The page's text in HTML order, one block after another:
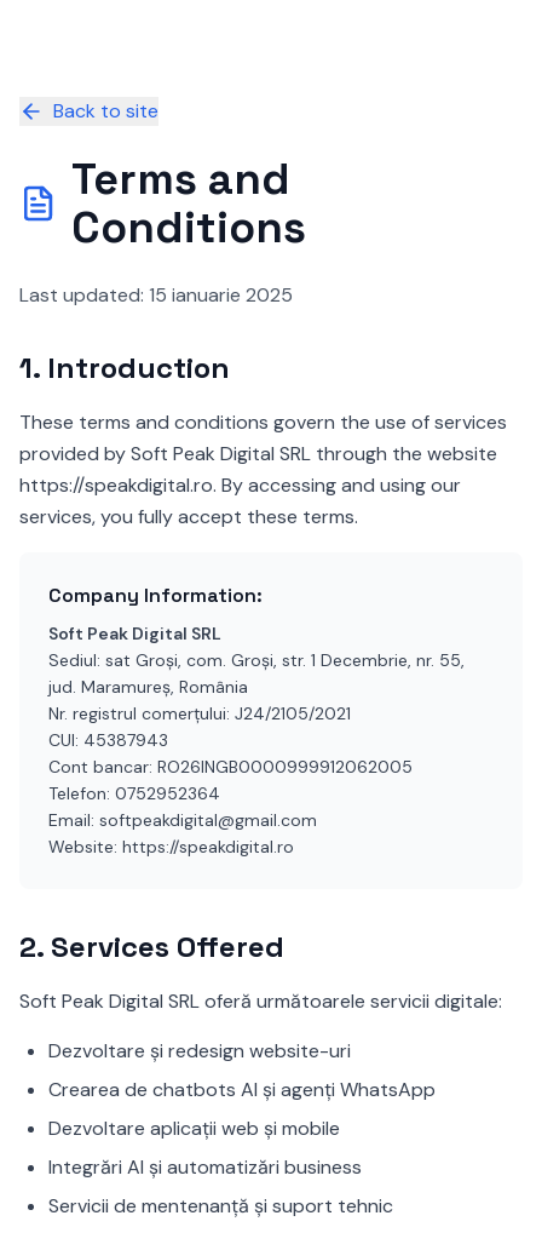
Back to site
Terms and
Conditions
Last updated: 15 ianuarie 2025
1. Introduction
These terms and conditions govern the use of services
provided by Soft Peak Digital SRL through the website
https://speakdigital.ro. By accessing and using our
services, you fully accept these terms.
Company Information:
Soft Peak Digital SRL
Sediul: sat Groși, com. Groși, str. 1 Decembrie, nr. 55,
jud. Maramureș, România
Nr. registrul comerțului: J24/2105/2021
CUI: 45387943
Cont bancar: RO26INGB0000999912062005
Telefon: 0752952364
Email: softpeakdigital@gmail.com
Website: https://speakdigital.ro
2. Services Offered
Soft Peak Digital SRL oferă următoarele servicii digitale:
Dezvoltare și redesign website-uri
Crearea de chatbots AI și agenți WhatsApp
Dezvoltare aplicații web și mobile
Integrări AI și automatizări business
Servicii de mentenanță și suport tehnic